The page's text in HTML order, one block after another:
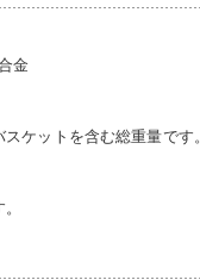
金
ケットを含む総重量です。